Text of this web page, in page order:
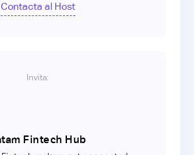
Contacta al Host
Invita:
Fintech Hub